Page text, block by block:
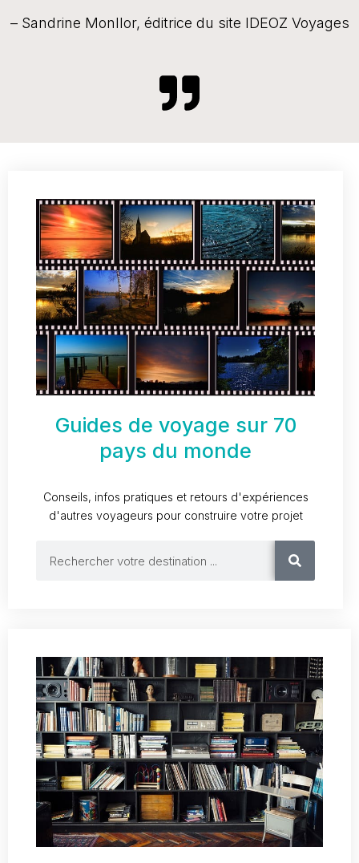
– Sandrine Monllor, éditrice du site IDEOZ Voyages
Guides de voyage sur 70
pays du monde
Conseils, infos pratiques et retours d'expériences
d'autres voyageurs pour construire votre projet